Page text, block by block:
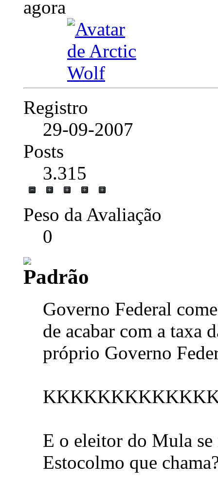
Registro
29-09-2007
Posts
3.315
Peso da Avaliação
0
Governo Federal
de acabar com a taxa
próprio Governo
E o eleitor do Mula
Estocolmo que